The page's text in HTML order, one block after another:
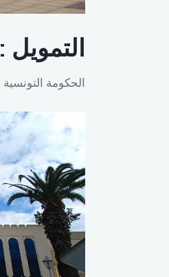
التمويل :
الحكومة التونسية